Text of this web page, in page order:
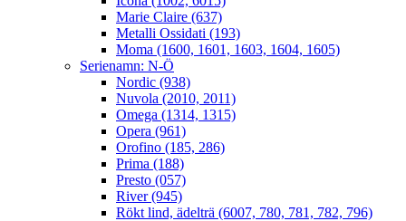
Marie Claire (637)
Metalli Ossidati (193)
Moma (1600, 1601, 1603, 1604, 1605)
Serienamn: N-Ö
Nordic (938)
Nuvola (2010, 2011)
Omega (1314, 1315)
Opera (961)
Orofino (185, 286)
Prima (188)
Presto (057)
River (945)
Rökt lind, ädelträ (6007, 780, 781, 782, 796)